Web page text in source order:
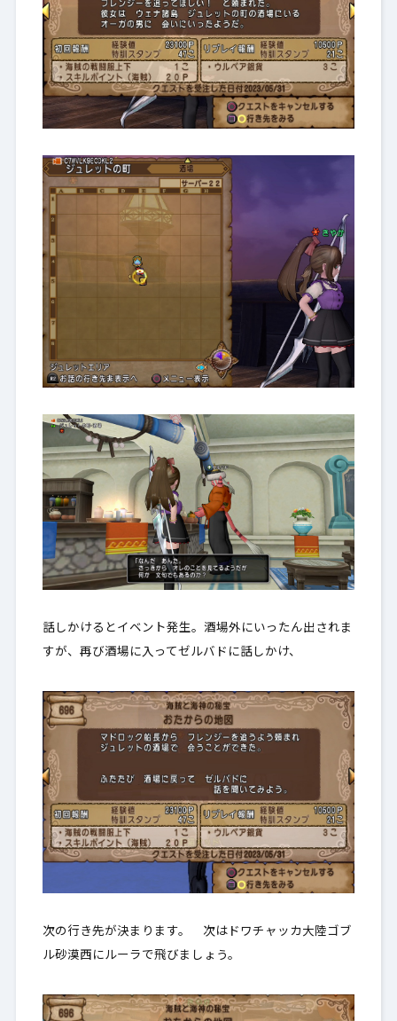
話しかけるとイベント発生。酒場外にいったん出されま
すが、再び酒場に入ってゼルバドに話しかけ、
次の行き先が決まります。 次はドワチャッカ大陸ゴブ
ル砂漠西にルーラで飛びましょう。